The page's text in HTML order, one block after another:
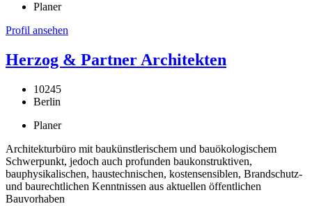
Planer
Profil ansehen
Herzog & Partner Architekten
10245
Berlin
Planer
Architekturbüro mit baukünstlerischem und bauökologischem
Schwerpunkt, jedoch auch profunden baukonstruktiven,
bauphysikalischen, haustechnischen, kostensensiblen, Brandschutz-
und baurechtlichen Kenntnissen aus aktuellen öffentlichen
Bauvorhaben